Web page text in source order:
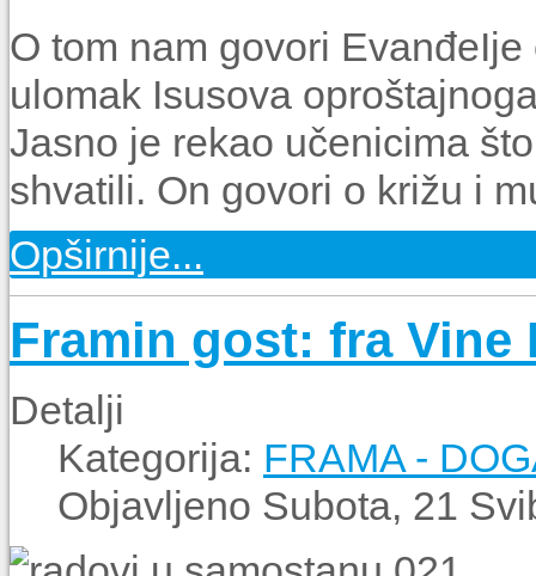
O tom nam govori
ulomak Isusova
Jasno je rekao učenicima
shvatili. On govori o križu i
Opširnije...
Framin gost: fra Vine
Detalji
Kategorija: FRAMA -
Objavljeno Subota, 21